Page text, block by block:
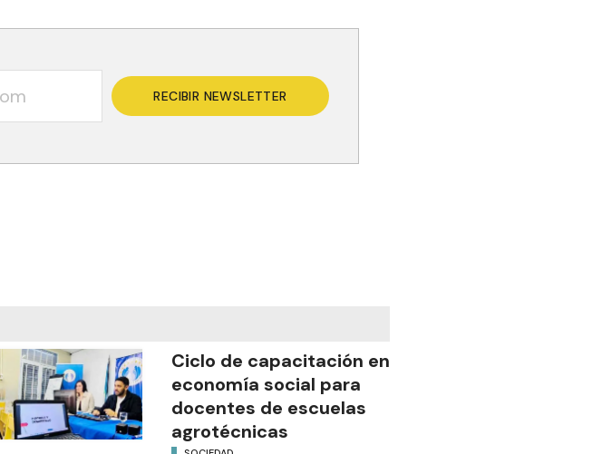
RECIBIR NEWSLETTER
Ciclo de capacitación en
economía social para
docentes de escuelas
agrotécnicas